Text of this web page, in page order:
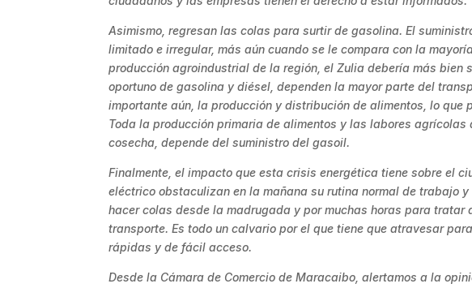
Asimismo, regresan las colas para surtir de gasolina. El
limitado e irregular, más aún cuando se le compara con la
producción agroindustrial de la región, el Zulia debería más bien
oportuno de gasolina y diésel, dependen la mayor parte del
importante aún, la producción y distribución de alimentos, lo
Toda la producción primaria de alimentos y las labores
cosecha, depende del suministro del gasoil.
Finalmente, el impacto que esta crisis energética tiene sobre el
eléctrico obstaculizan en la mañana su rutina normal de trabajo
hacer colas desde la madrugada y por muchas horas para
transporte. Es todo un calvario por el que tiene que atravesar
rápidas y de fácil acceso.
Desde la Cámara de Comercio de Maracaibo, alertamos a la